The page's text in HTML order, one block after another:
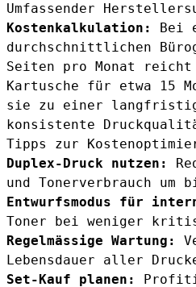
Umfassender
Kostenkalkulation:
Bei
durchschnittlichen
Seiten pro Monat reicht
Kartusche für etwa 15
sie zu einer
konsistente
Tipps zur
Duplex-Druck nutzen:
und Tonerverbrauch um
Entwurfsmodus für
Toner bei weniger
Regelmässige Wartung:
Lebensdauer aller
Set-Kauf planen: